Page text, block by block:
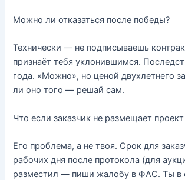
Можно ли отказаться после победы?
Технически — не подписываешь
признаёт тебя уклонившимся.
года. «Можно», но ценой двухлетнего
ли оно того — решай сам.
Что если заказчик не размещает проект
Его проблема, а не твоя. Срок для
рабочих дня после протокола (для
разместил — пиши жалобу в ФАС. Ты в